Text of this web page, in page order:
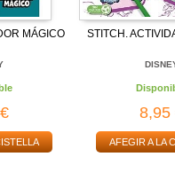
MÁGICO STITCH.
8,95
AFEGIR A LA